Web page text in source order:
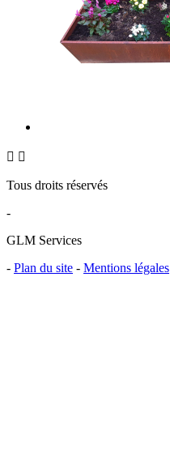
 
Tous droits réservés
-
GLM Services
- Plan du site - Mentions légales